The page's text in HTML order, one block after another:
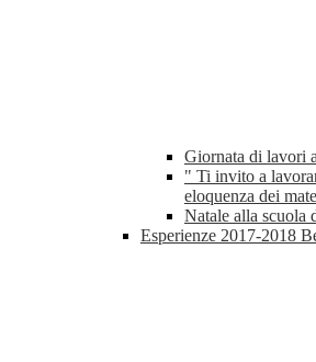
Giornata di lavori
" Ti invito a
eloquenza dei
Natale alla scuola
Esperienze 2017-2018